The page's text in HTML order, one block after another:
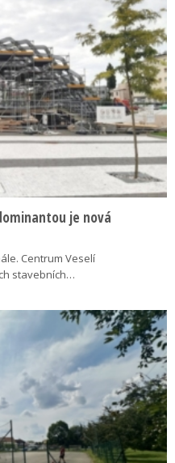
je nová
Centrum Veselí
stavebních…